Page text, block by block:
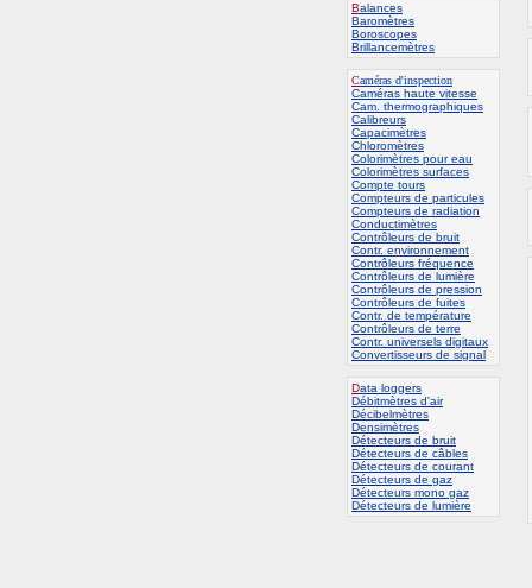
Balances
Baromètres
Boroscopes
Brillancemètres
Caméras d'inspection
Caméras haute vitesse
Cam. thermographiques
Calibreurs
Capacimètres
Chloromètres
Colorimètres pour eau
Colorimètres surfaces
Compte tours
Compteurs de particules
Compteurs de radiation
Conductimètres
Contrôleurs de bruit
Contr. environnement
Contrôleurs fréquence
Contrôleurs de lumière
Contrôleurs de pression
Contrôleurs de fuites
Contr. de température
Contrôleurs de terre
Contr. universels digitaux
Convertisseurs de signal
Data loggers
Débitmètres d'air
Décibelmètres
Densimètres
Détecteurs de bruit
Détecteurs de câbles
Détecteurs de courant
Détecteurs de gaz
Détecteurs mono gaz
Détecteurs de lumière